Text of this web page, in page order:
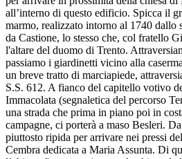
all’interno di questo edificio. Spicca il
marmo, realizzato intorno al 1740 dallo
da Castione, lo stesso che, col fratello
l'altare del duomo di Trento.
passiamo i giardinetti vicino alla
un breve tratto di marciapiede,
S.S. 612. A fianco del capitello votivo
Immacolata (segnaletica del percorso
una strada che prima in piano poi in
campagne, ci porterà a maso Besleri.
piuttosto ripida per arrivare nei pressi
Cembra dedicata a Maria Assunta. Di